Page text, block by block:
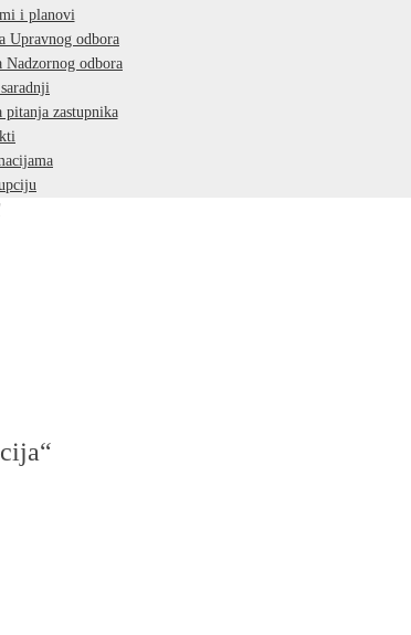
i planovi
Upravnog odbora
odbora
pitanja zastupnika